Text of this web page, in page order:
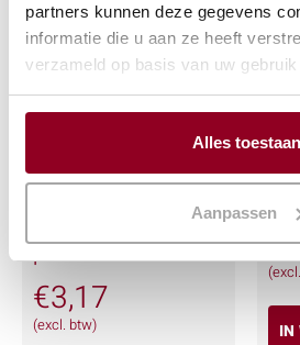
partners kunnen deze gegevens
informatie die u aan ze heeft
verzameld op basis van uw
Alles toestaan
Aanpassen
porselein
€3,17
(excl. btw)
€
IN